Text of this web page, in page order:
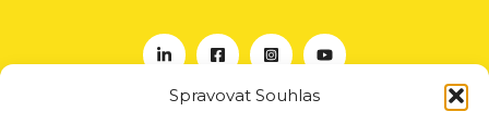
Spravovat Souhlas